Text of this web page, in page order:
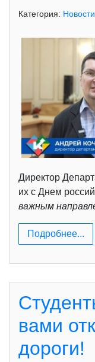
Категория: Новости
Директор
их с Днем
важным
Подробнее...
вами
дороги!